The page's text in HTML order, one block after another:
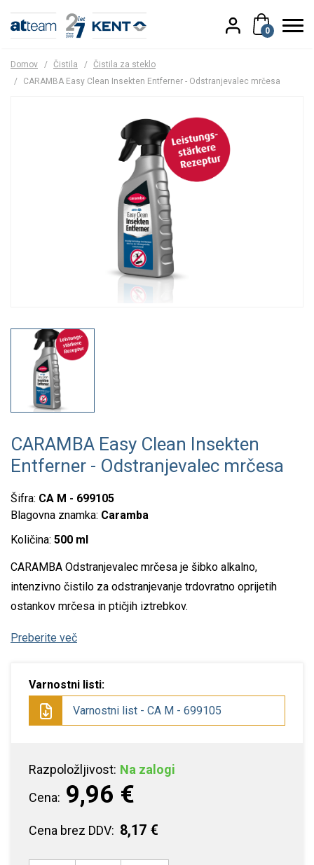
0
Domov / Čistila / Čistila za steklo
/
CARAMBA Easy Clean Insekten Entferner - Odstranjevalec mrčesa
CARAMBA Easy Clean Insekten
Entferner - Odstranjevalec mrčesa
Šifra: CA M - 699105
Blagovna znamka: Caramba
Količina: 500 ml
CARAMBA Odstranjevalec mrčesa je šibko alkalno,
intenzivno čistilo za odstranjevanje trdovratno oprijetih
ostankov mrčesa in ptičjih iztrebkov.
Preberite več
Varnostni listi:
Varnostni list - CA M - 699105
Razpoložljivost: Na zalogi
Cena: 9,96 €
Cena brez DDV: 8,17 €